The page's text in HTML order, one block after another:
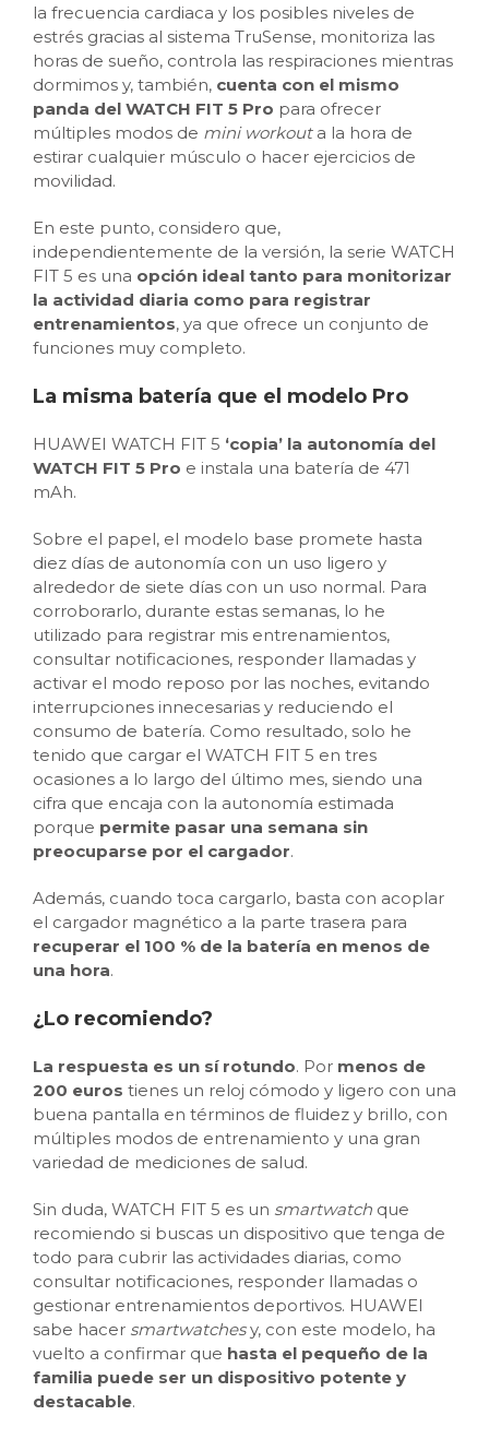
la frecuencia cardiaca y los posibles niveles de
estrés gracias al sistema TruSense, monitoriza las
horas de sueño, controla las respiraciones mientras
dormimos y, también, cuenta con el mismo
panda del WATCH FIT 5 Pro para ofrecer
múltiples modos de mini workouta la hora de
estirar cualquier músculo o hacer ejercicios de
movilidad.
En este punto, considero que,
independientemente de la versión, la serie WATCH
FIT 5 es una opción ideal tanto para monitorizar
la actividad diaria como para registrar
entrenamientos, ya que ofrece un conjunto de
funciones muy completo.
La misma batería que el modelo Pro
HUAWEI WATCH FIT 5 ‘copia’ la autonomía del
WATCH FIT 5 Pro e instala una batería de 471
mAh.
Sobre el papel, el modelo base promete hasta
diez días de autonomía con un uso ligero y
alrededor de siete días con un uso normal. Para
corroborarlo, durante estas semanas, lo he
utilizado para registrar mis entrenamientos,
consultar notificaciones, responder llamadas y
activar el modo reposo por las noches, evitando
interrupciones innecesarias y reduciendo el
consumo de batería. Como resultado, solo he
tenido que cargar el WATCH FIT 5 en tres
ocasiones a lo largo del último mes, siendo una
cifra que encaja con la autonomía estimada
porque permite pasar una semana sin
preocuparse por el cargador.
Además, cuando toca cargarlo, basta con acoplar
el cargador magnético a la parte trasera para
recuperar el 100 % de la batería en menos de
una hora.
¿Lo recomiendo?
La respuesta es un sí rotundo. Por menos de
200 euros tienes un reloj cómodo y ligero con una
buena pantalla en términos de fluidez y brillo, con
múltiples modos de entrenamiento y una gran
variedad de mediciones de salud.
Sin duda, WATCH FIT 5 es un smartwatch que
recomiendo si buscas un dispositivo que tenga de
todo para cubrir las actividades diarias, como
consultar notificaciones, responder llamadas o
gestionar entrenamientos deportivos. HUAWEI
sabe hacer smartwatchesy, con este modelo, ha
vuelto a confirmar que hasta el pequeño de la
familia puede ser un dispositivo potente y
destacable.